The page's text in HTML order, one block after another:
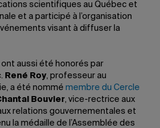
scientifiques au Québec et
et a participé à l’organisation
visant à diffuser la
ont aussi été honorés par
René Roy, professeur au
a été nommé membre du Cercle
Bouvier, vice-rectrice aux
relations gouvernementales et
la médaille de l’Assemblée des